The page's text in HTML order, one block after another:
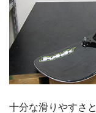
十分な滑りやすさ